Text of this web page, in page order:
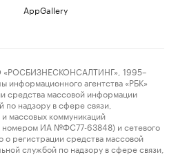
AppGallery
1995–
агентства «РБК»
средства массовой информации
надзору в сфере связи,
массовых коммуникаций
номером ИА №ФС77-63848) и сетевого
о регистрации средства массовой
службой по надзору в сфере связи,